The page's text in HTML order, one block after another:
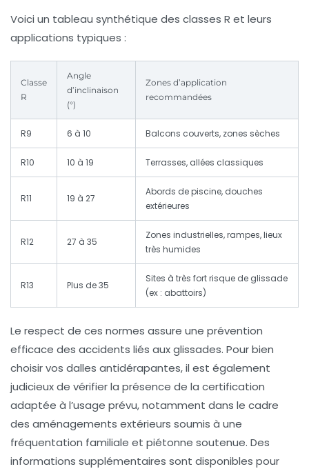
Voici un tableau synthétique des classes R et leurs
applications typiques :
Classe
R
Angle
d’inclinaison
(°)
Zones d’application
recommandées
R9 6 à 10 Balcons couverts, zones sèches
R10 10 à 19 Terrasses, allées classiques
R11 19 à 27
Abords de piscine, douches
extérieures
R12 27 à 35
Zones industrielles, rampes, lieux
très humides
R13 Plus de 35
Sites à très fort risque de glissade
(ex : abattoirs)
Le respect de ces normes assure une prévention
efficace des accidents liés aux glissades. Pour bien
choisir vos dalles antidérapantes, il est également
judicieux de vérifier la présence de la certification
adaptée à l’usage prévu, notamment dans le cadre
des aménagements extérieurs soumis à une
fréquentation familiale et piétonne soutenue. Des
informations supplémentaires sont disponibles pour